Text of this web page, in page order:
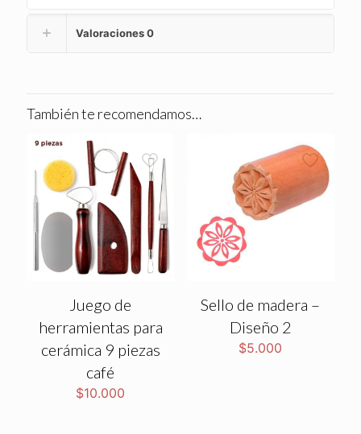
Valoraciones0
También te recomendamos…
Juego de
herramientas para
cerámica 9 piezas
café
$10.000
Sello de madera –
Diseño 2
$5.000